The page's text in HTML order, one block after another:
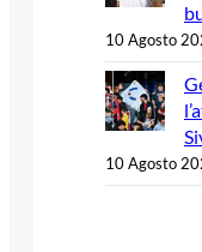
10 Agosto
10 Agosto